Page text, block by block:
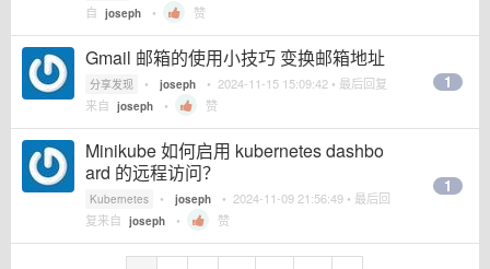
自 joseph • 赞
Gmail 邮箱的使用小技巧 变换邮箱地址
分享发现 • joseph • 2024-11-15 15:09:42 • 最后回复
来自 joseph • 赞
1
Minikube 如何启用 kubernetes dashbo
ard 的远程访问？
Kubernetes • joseph • 2024-11-09 21:56:49 • 最后回
复来自 joseph • 赞
1